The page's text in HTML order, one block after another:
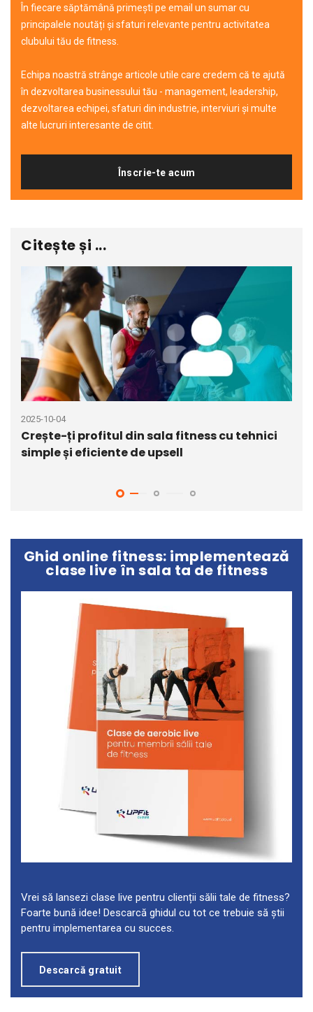
În fiecare săptămână primești pe email un sumar cu
principalele noutăți și sfaturi relevante pentru activitatea
clubului tău de fitness.
Echipa noastră strânge articole utile care credem că te ajută
în dezvoltarea businessului tău - management, leadership,
dezvoltarea echipei, sfaturi din industrie, interviuri și multe
alte lucruri interesante de citit.
Înscrie-te acum
Citește și ...
2025-10-04
Crește-ți profitul din sala fitness cu tehnici
simple și eficiente de upsell
Ghid online fitness: implementează
clase live în sala ta de fitness
Vrei să lansezi clase live pentru clienții sălii tale de fitness?
Foarte bună idee! Descarcă ghidul cu tot ce trebuie să știi
pentru implementarea cu succes.
Descarcă gratuit